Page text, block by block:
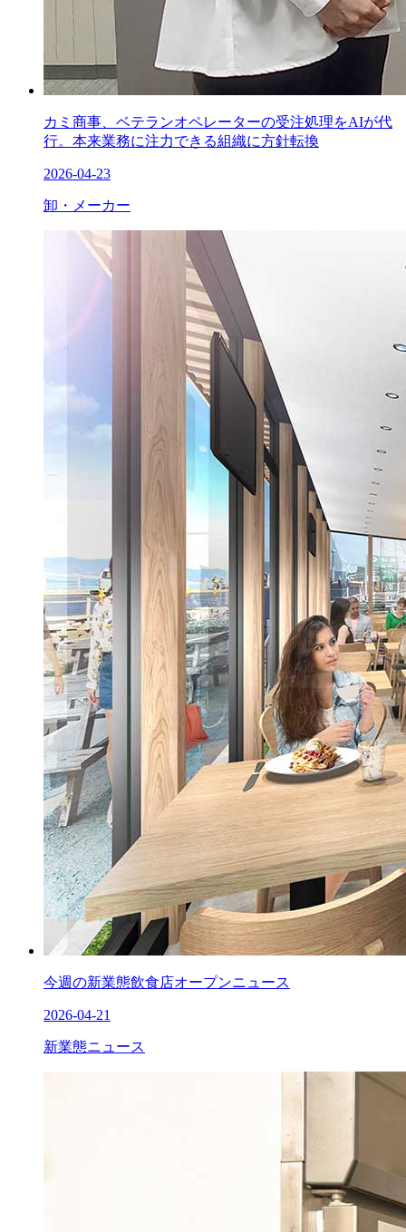
カミ商事、ベテランオペレーターの受注処理をAIが代
行。本来業務に注力できる組織に方針転換
2026-04-23
卸・メーカー
今週の新業態飲食店オープンニュース
2026-04-21
新業態ニュース